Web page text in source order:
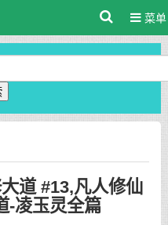
菜单
道 #13,凡人修仙
-凌玉灵全篇